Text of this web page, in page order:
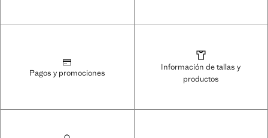
Pagos y promociones
Información de tallas y
productos